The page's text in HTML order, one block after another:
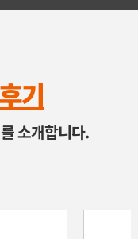
기
소개합니다.